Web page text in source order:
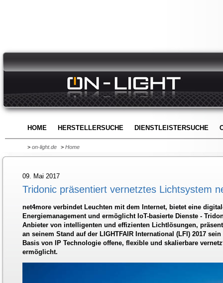
HOME HERSTELLERSUCHE DIENSTLEISTERSUCHE
> on-light.de > Home
09. Mai 2017
Tridonic präsentiert vernetztes Lichtsystem
net4more verbindet Leuchten mit dem Internet, bietet eine
Energiemanagement und ermöglicht IoT-basierte Dienste -
Anbieter von intelligenten und effizienten Lichtlösungen,
an seinem Stand auf der LIGHTFAIR International (LFI) 2017
Basis von IP Technologie offene, flexible und skalierbare
ermöglicht.